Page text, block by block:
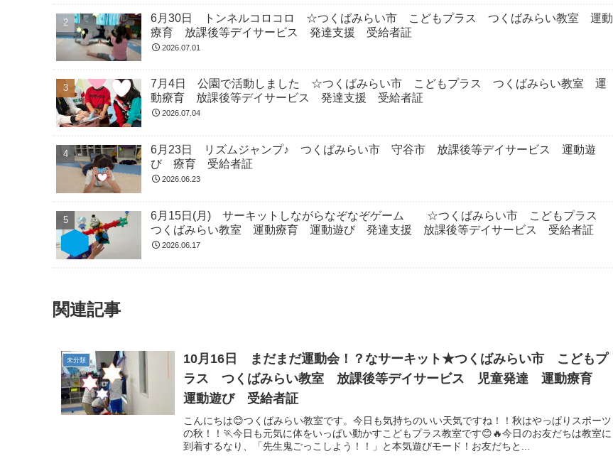
6月30日 トンネルコロコロ ☆つくばみらい市 こどもプラス つくばみらい教室 運動
療育 放課後等デイサービス 発達支援 受給者証
2026.07.01
7月4日 公園で活動しました ☆つくばみらい市 こどもプラス つくばみらい教室 運
動療育 放課後等デイサービス 発達支援 受給者証
2026.07.04
6月23日 リズムジャンプ♪ つくばみらい市 守谷市 放課後等デイサービス 運動遊
び 療育 受給者証
2026.06.23
6月15日(月) サーキットしながらなぞなぞゲーム ☆つくばみらい市 こどもプラス
つくばみらい教室 運動療育 運動遊び 発達支援 放課後等デイサービス 受給者証
2026.06.17
関連記事
未分類
10月16日 まだまだ運動会！？なサーキット★つくばみらい市 こどもプ
ラス つくばみらい教室 放課後等デイサービス 児童発達 運動療育
運動遊び 受給者証
こんにちは😊つくばみらい教室です。今日も気持ちのいい天気ですね！！秋はやっぱりスポーツ
の秋！！🏃今日も元気に体をいっぱい動かすこどもプラス教室です😊🔥今日のお友だちは教室に
到着するなり、「先生鬼ごっこしよう！！」と本気遊びモード！お友だちと...